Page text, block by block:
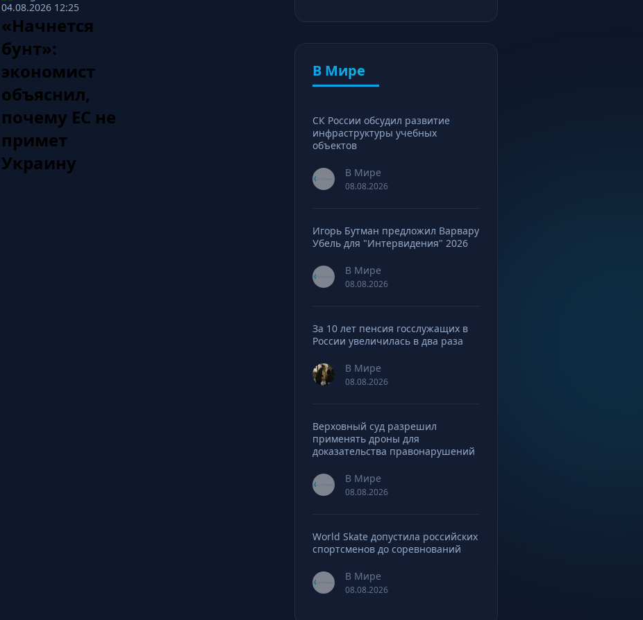
04.08.2026 12:25
«Начнется
бунт»:
экономист
объяснил,
почему ЕС не
примет
Украину
В Мире
СК России обсудил развитие
инфраструктуры учебных
объектов
В Мире
08.08.2026
Игорь Бутман предложил Варвару
Убель для "Интервидения" 2026
В Мире
08.08.2026
За 10 лет пенсия госслужащих в
России увеличилась в два раза
В Мире
08.08.2026
Верховный суд разрешил
применять дроны для
доказательства правонарушений
В Мире
08.08.2026
World Skate допустила российских
спортсменов до соревнований
В Мире
08.08.2026